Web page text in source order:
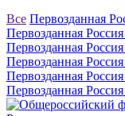
Все Первозданная
Первозданная
Первозданная
Первозданная
Первозданная
Первозданная